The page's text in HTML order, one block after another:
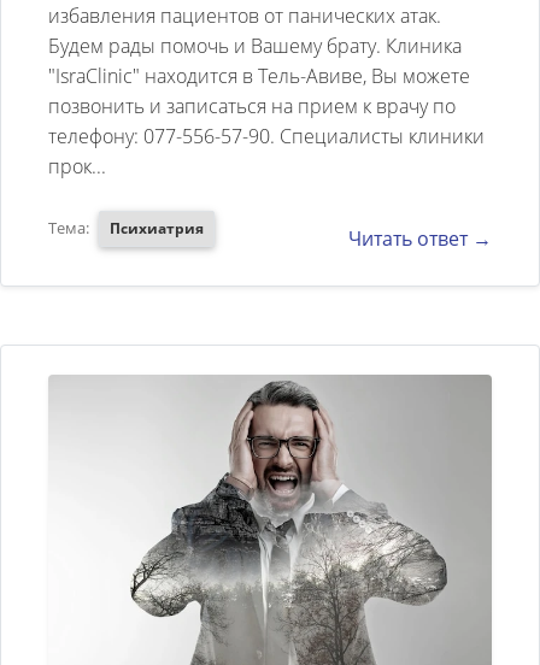
уже всех..ему 40 лет.. постояно
требует чтоб с ним кто то
сидел.. Есть ли способ
избавления от этих атак..можно
ли его вылечить.. принимает
реситал 20мг каджый день.. но
мало чем помогает. живем в
Израиле.
избавления пациентов от панических атак.
Будем рады помочь и Вашему брату. Клиника
"IsraClinic" находится в Тель-Авиве, Вы можете
позвонить и записаться на прием к врачу по
телефону: 077-556-57-90. Специалисты клиники
прок...
Тема: Психиатрия Читать ответ →